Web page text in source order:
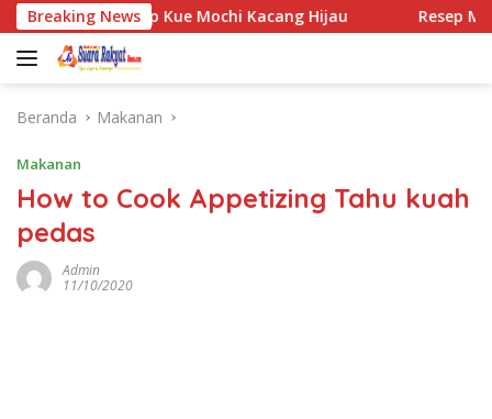
Langsung
ke
konten
Breaking News
Resep Kue Mochi Kacang Hijau Resep Mochi
Beranda Makanan
Makanan
How to Cook Appetizing Tahu kuah
pedas
Admin
11/10/2020